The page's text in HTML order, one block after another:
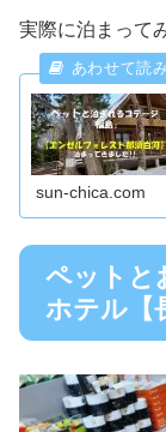
実際に泊まって
sun-chica.com
ペットと
ホテル【